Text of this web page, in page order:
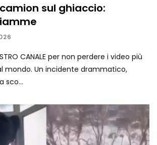
sul ghiaccio:
CANALE per non perdere i video più
mondo. Un incidente drammatico,
sco...